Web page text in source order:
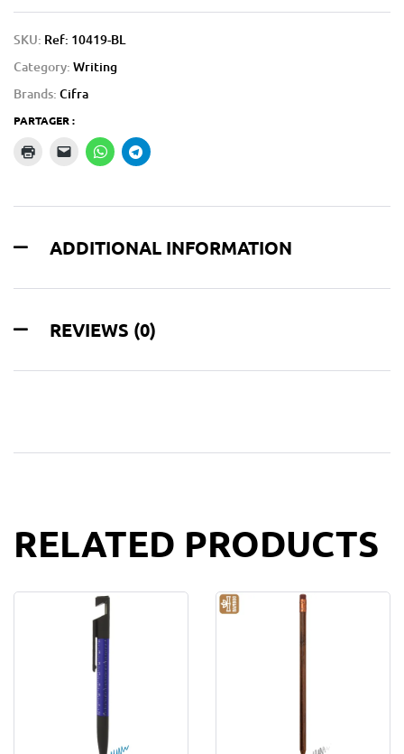
SKU: Ref: 10419-BL
Category: Writing
Brands: Cifra
PARTAGER :
ADDITIONAL INFORMATION
REVIEWS (0)
RELATED PRODUCTS